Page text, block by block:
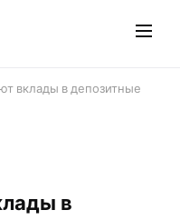
вклады в депозитные
в